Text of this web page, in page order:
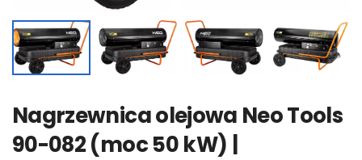
Nagrzewnica olejowa Neo Tools
90-082 (moc 50 kW) |